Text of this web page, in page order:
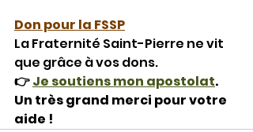
Don pour la FSSP
La Fraternité Saint-Pierre ne vit
que grâce à vos dons.
👉 Je soutiens mon apostolat.
Un très grand merci pour votre
aide !